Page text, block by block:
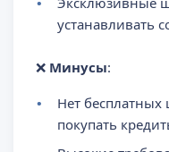
устанавливать
❌ Минусы:
Нет
покупать